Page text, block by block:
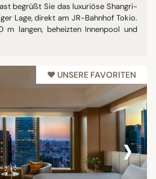
begrüßt Sie das luxuriöse Shangri-
Lage, direkt am JR-Bahnhof Tokio.
langen, beheizten Innenpool und
♥︎ UNSERE FAVORITEN
›